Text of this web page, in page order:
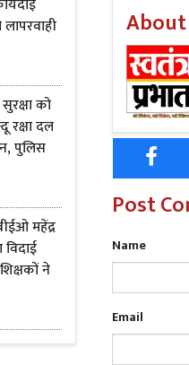
को
रक्षा दल
पुलिस
महेंद्र
ने
Read
अपराधी
जवाबी
पुनपुन
रात उसकी
Post
Name
Email